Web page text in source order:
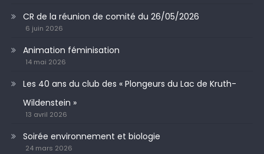
CR de la réunion de comité du 26/05/2026
6 juin 2026
Animation féminisation
14 mai 2026
Les 40 ans du club des « Plongeurs du Lac de Kruth-
Wildenstein »
13 avril 2026
Soirée environnement et biologie
24 mars 2026